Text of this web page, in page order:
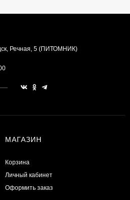
Речная, 5 (ПИТОМНИК)
МАГАЗИН
Корзина
Личный кабинет
Оформить заказ